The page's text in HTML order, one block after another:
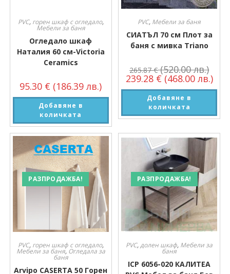
PVC, горен шкаф с огледало,
Мебели за баня
Огледало шкаф
Наталия 60 см-Victoria
Ceramics
95.30 € (186.39 лв.)
Добавяне в
количката
PVC, Мебели за баня
СИАТЪЛ 70 см Плот за
баня с мивка Triano
265.87€ (520.00 лв.)
239.28 € (468.00 лв.)
Добавяне в
количката
РАЗПРОДАЖБА!
PVC, горен шкаф с огледало,
Мебели за баня, Огледала за
баня
Arvipo CASERTA 50 Горен
РАЗПРОДАЖБА!
PVC,долен шкаф, Мебели за
баня
ICP 6056-020 КАЛИТЕА